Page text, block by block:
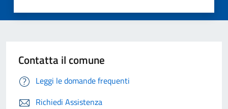
Contatta il comune
Leggi le domande frequenti
Richiedi Assistenza